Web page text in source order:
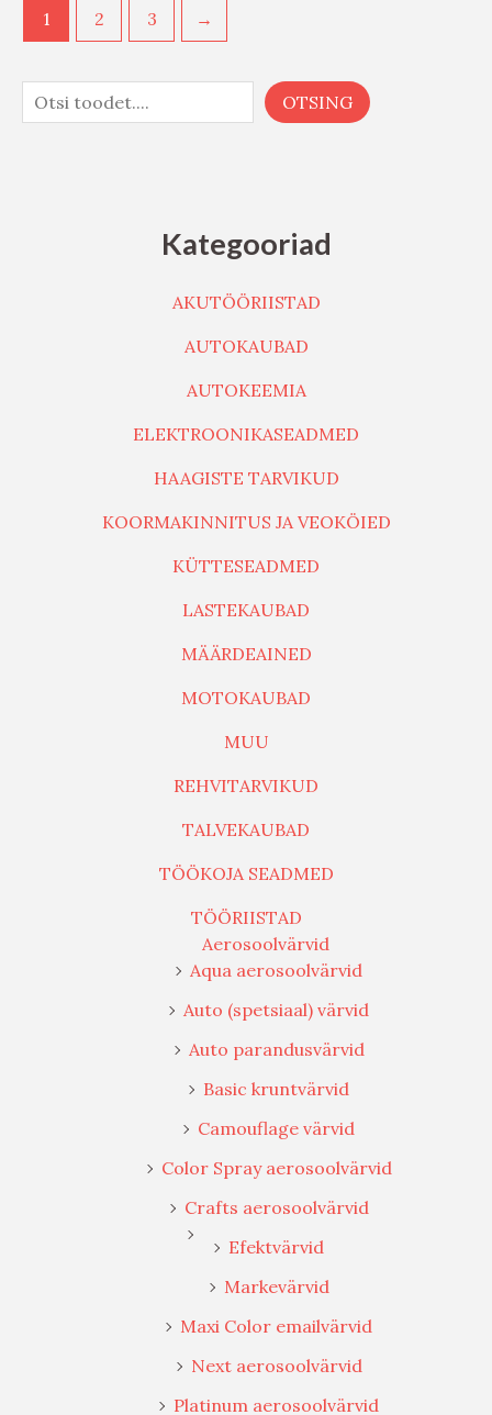
OTSING
Kategooriad
AKUTÖÖRIISTAD
AUTOKAUBAD
AUTOKEEMIA
ELEKTROONIKASEADMED
HAAGISTE TARVIKUD
KOORMAKINNITUS JA VEOKÖIED
KÜTTESEADMED
LASTEKAUBAD
MÄÄRDEAINED
MOTOKAUBAD
MUU
REHVITARVIKUD
TALVEKAUBAD
TÖÖKOJA SEADMED
TÖÖRIISTAD
Aerosoolvärvid
Aqua aerosoolvärvid
Auto (spetsiaal) värvid
Auto parandusvärvid
Basic kruntvärvid
Camouflage värvid
Color Spray aerosoolvärvid
Crafts aerosoolvärvid
Efektvärvid
Markevärvid
Maxi Color emailvärvid
Next aerosoolvärvid
Platinum aerosoolvärvid
1 2 3 →